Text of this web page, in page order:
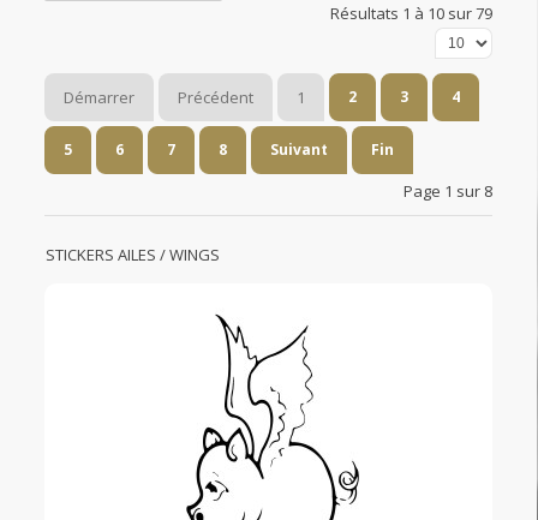
Résultats 1 à 10 sur 79
Démarrer Précédent 1 2 3 4
5 6 7 8 Suivant Fin
Page 1 sur 8
STICKERS AILES / WINGS